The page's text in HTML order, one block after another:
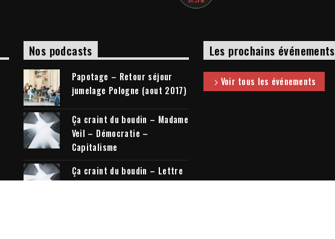
Nos podcasts
Papotage – Retour séjour
jumelage Pologne (aout 2017)
Ça craint du boudin – Madame
Veil – Démocratie –
Capitalisme
Ça craint du boudin – Lettre
à mon cousin + Elections
Les prochains événements
Voir tous les événements